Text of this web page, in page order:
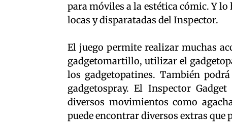
para móviles a la estética cómic. Y
locas y disparatadas del Inspector.
El juego permite realizar muchas
gadgetomartillo, utilizar el
los gadgetopatines. También
gadgetospray. El Inspector
diversos movimientos como
puede encontrar diversos extras